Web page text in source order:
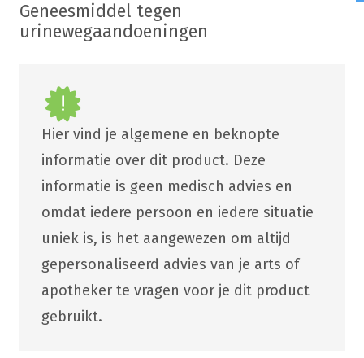
Geneesmiddel tegen
urinewegaandoeningen
Hier vind je algemene en beknopte
informatie over dit product. Deze
informatie is geen medisch advies en
omdat iedere persoon en iedere situatie
uniek is, is het aangewezen om altijd
gepersonaliseerd advies van je arts of
apotheker te vragen voor je dit product
gebruikt.